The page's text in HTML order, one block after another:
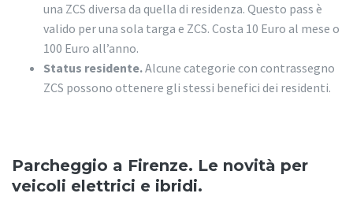
una ZCS diversa da quella di residenza. Questo pass è
valido per una sola targa e ZCS. Costa 10 Euro al mese o
100 Euro all’anno.
Status residente.Alcune categorie con contrassegno
ZCS possono ottenere gli stessi benefici dei residenti.
Parcheggio a Firenze. Le novità per
veicoli elettrici e ibridi.